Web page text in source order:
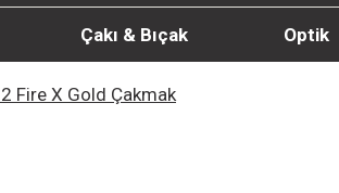
Çakı & Bıçak Optik
Fire X Gold Çakmak